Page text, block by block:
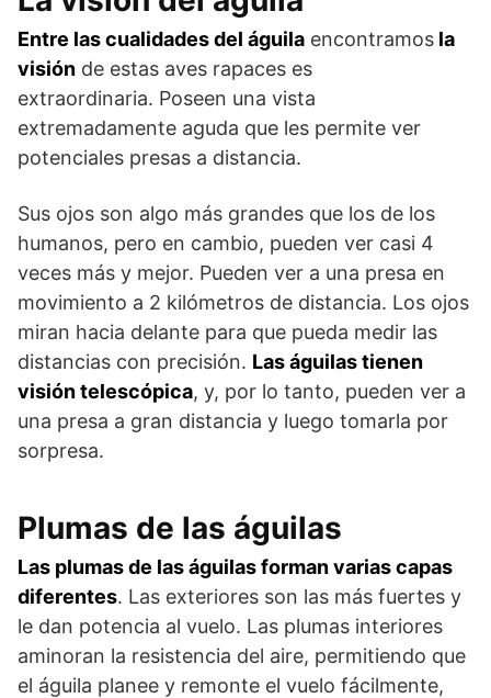
Entre las cualidades del águila encontramos la
visión de estas aves rapaces es
extraordinaria. Poseen una vista
extremadamente aguda que les permite ver
potenciales presas a distancia.
Sus ojos son algo más grandes que los de los
humanos, pero en cambio, pueden ver casi 4
veces más y mejor. Pueden ver a una presa en
movimiento a 2 kilómetros de distancia. Los ojos
miran hacia delante para que pueda medir las
distancias con precisión. Las águilas tienen
visión telescópica, y, por lo tanto, pueden ver a
una presa a gran distancia y luego tomarla por
sorpresa.
Plumas de las águilas
Las plumas de las águilas forman varias capas
diferentes. Las exteriores son las más fuertes y
le dan potencia al vuelo. Las plumas interiores
aminoran la resistencia del aire, permitiendo que
el águila planee y remonte el vuelo fácilmente,